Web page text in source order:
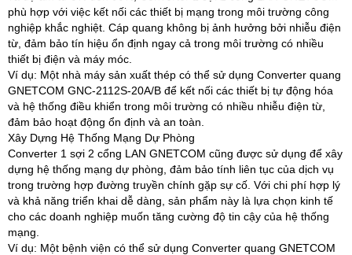
phù hợp với việc kết nối các thiết bị mạng trong môi trường công
nghiệp khắc nghiệt. Cáp quang không bị ảnh hưởng bởi nhiễu điện
từ, đảm bảo tín hiệu ổn định ngay cả trong môi trường có nhiều
thiết bị điện và máy móc.
Ví dụ: Một nhà máy sản xuất thép có thể sử dụng Converter quang
GNETCOM GNC-2112S-20A/B để kết nối các thiết bị tự động hóa
và hệ thống điều khiển trong môi trường có nhiều nhiễu điện từ,
đảm bảo hoạt động ổn định và an toàn.
Xây Dựng Hệ Thống Mạng Dự Phòng
Converter 1 sợi 2 cổng LAN GNETCOM cũng được sử dụng để xây
dựng hệ thống mạng dự phòng, đảm bảo tính liên tục của dịch vụ
trong trường hợp đường truyền chính gặp sự cố. Với chi phí hợp lý
và khả năng triển khai dễ dàng, sản phẩm này là lựa chọn kinh tế
cho các doanh nghiệp muốn tăng cường độ tin cậy của hệ thống
mạng.
Ví dụ: Một bệnh viện có thể sử dụng Converter quang GNETCOM